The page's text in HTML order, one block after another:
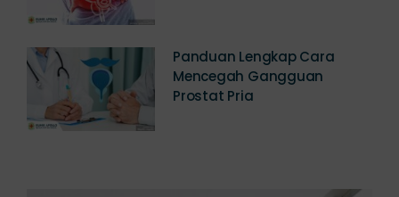
Panduan Lengkap Cara
Mencegah Gangguan